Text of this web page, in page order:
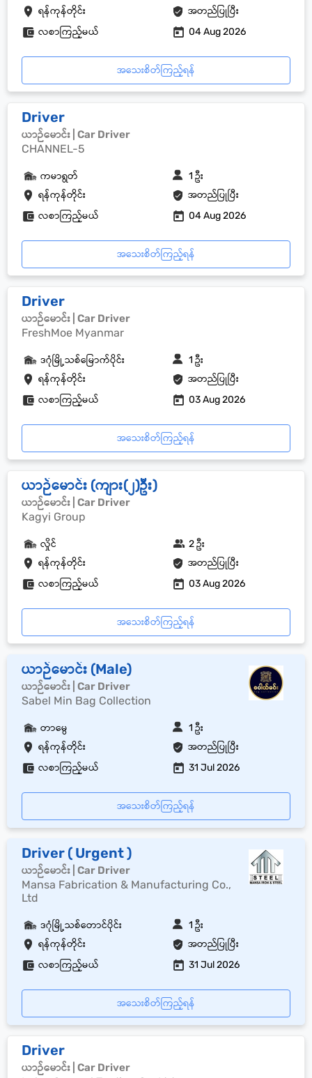
ရန်ကုန်တိုင်း အတည်ပြုပြီး
လစာကြည့်မယ် 04 Aug 2026
အသေးစိတ်ကြည့်ရန်
Driver
ယာဉ်မောင်း | Car Driver
CHANNEL-5
ရန်ကုန်တိုင်း အတည်ပြုပြီး
ကမာရွတ် 1 ဦး
လစာကြည့်မယ် 04 Aug 2026
အသေးစိတ်ကြည့်ရန်
Driver
ယာဉ်မောင်း | Car Driver
FreshMoe Myanmar
ရန်ကုန်တိုင်း အတည်ပြုပြီး
ဒဂုံမြို့သစ်မြောက်ပိုင်း 1 ဦး
လစာကြည့်မယ် 03 Aug 2026
အသေးစိတ်ကြည့်ရန်
ယာဉ်မောင်း (ကျား(၂)ဦး)
ယာဉ်မောင်း | Car Driver
Kagyi Group
ရန်ကုန်တိုင်း အတည်ပြုပြီး
လှိုင် 2 ဦး
လစာကြည့်မယ် 03 Aug 2026
အသေးစိတ်ကြည့်ရန်
ယာဉ်မောင်း (Male)
ယာဉ်မောင်း | Car Driver
Sabel Min Bag Collection
ရန်ကုန်တိုင်း အတည်ပြုပြီး
တာမွေ 1 ဦး
လစာကြည့်မယ် 31 Jul 2026
အသေးစိတ်ကြည့်ရန်
Driver ( Urgent )
ယာဉ်မောင်း | Car Driver
Mansa Fabrication & Manufacturing Co.,
Ltd
ရန်ကုန်တိုင်း အတည်ပြုပြီး
ဒဂုံမြို့သစ်တောင်ပိုင်း 1 ဦး
လစာကြည့်မယ် 31 Jul 2026
အသေးစိတ်ကြည့်ရန်
Driver
ယာဉ်မောင်း | Car Driver